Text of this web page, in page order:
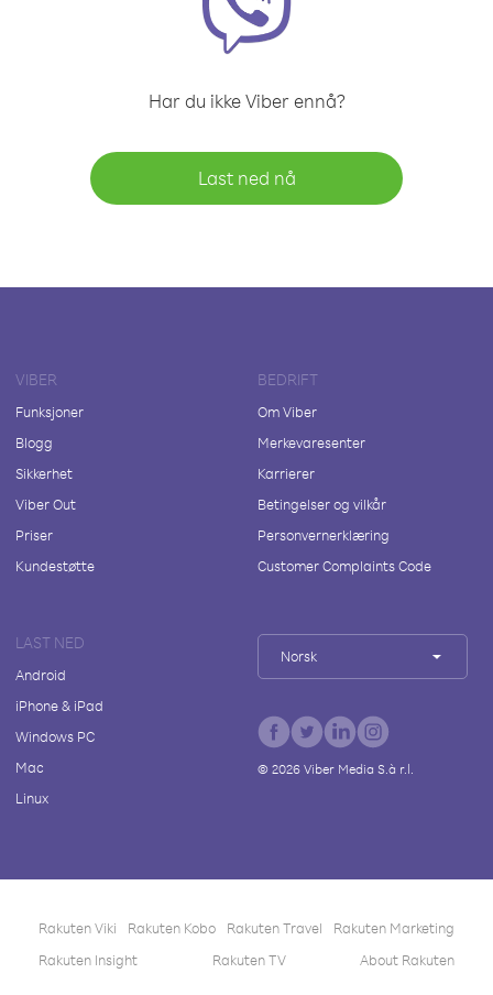
Har du ikke Viber ennå?
Last ned nå
VIBER
Funksjoner
Blogg
Sikkerhet
Viber Out
Priser
Kundestøtte
BEDRIFT
Om Viber
Merkevaresenter
Karrierer
Betingelser og vilkår
Personvernerklæring
Customer Complaints Code
LAST NED
Android
iPhone & iPad
Windows PC
Mac
Linux
Norsk
© 2026Viber Media S.à r.l.
Rakuten Viki Rakuten Kobo Rakuten Travel
Rakuten Marketing
Rakuten Insight
Rakuten TV About Rakuten